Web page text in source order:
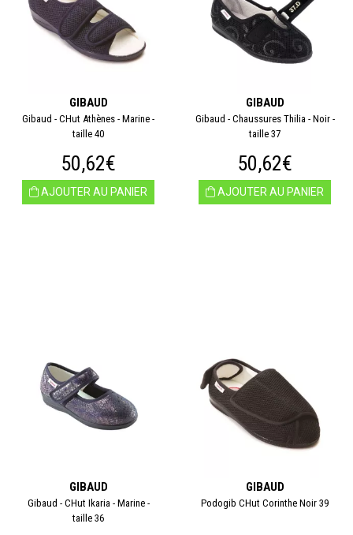
GIBAUD
Gibaud - CHut Athènes - Marine -
taille 40
50,62€
AJOUTER AU PANIER
GIBAUD
Gibaud - Chaussures Thilia - Noir -
taille 37
50,62€
AJOUTER AU PANIER
GIBAUD
Gibaud - CHut Ikaria - Marine -
taille 36
GIBAUD
Podogib CHut Corinthe Noir 39